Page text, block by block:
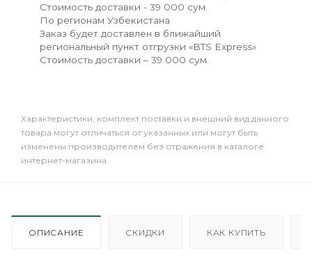
Стоимость доставки - 39 000 сум.
По регионам Узбекистана
Заказ будет доставлен в ближайший
региональный пункт отгрузки «BTS Express»
Стоимость доставки – 39 000 сум.
Xарактеристики, комплект поставки и внешний вид данного
товара могут отличаться от указанных или могут быть
изменены производителем без отражения в каталоге
интернет-магазина.
ОПИСАНИЕ СКИДКИ КАК КУПИТЬ